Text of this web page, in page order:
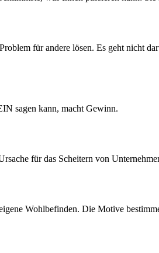
für andere lösen. Es geht nicht
sagen kann, macht Gewinn.
für das Scheitern von
Wohlbefinden. Die Motive